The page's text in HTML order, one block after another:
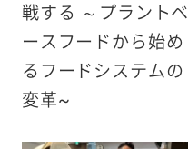
戦する ～プラントベ
ースフードから始め
るフードシステムの
変革~